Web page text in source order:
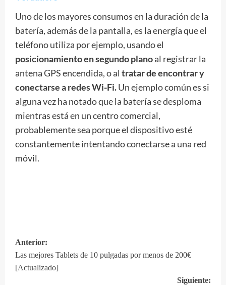
Uno de los mayores consumos en la duración de la
batería, además de la pantalla, es la energía que el
teléfono utiliza por ejemplo, usando el
posicionamiento en segundo planoal registrar la
antena GPS encendida, o al tratar de encontrar y
conectarse a redes Wi-Fi.Un ejemplo común es si
alguna vez ha notado que la batería se desploma
mientras está en un centro comercial,
probablemente sea porque el dispositivo esté
constantemente intentando conectarse a una red
móvil.
Navegación
de
Anterior:
Las mejores Tablets de 10 pulgadas por menos de 200€
[Actualizado]
Siguiente: